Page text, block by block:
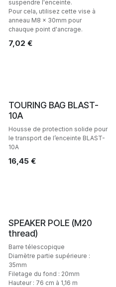
suspendre l'enceinte.
Pour cela, utilisez cette vise à
anneau M8 x 30mm pour
chauque point d'ancrage.
7,02 €
Ventes
TOURING BAG BLAST-
10A
Housse de protection solide pour
le transport de l’enceinte BLAST-
10A
16,45€
Ventes
SPEAKER POLE (M20
thread)
Barre télescopique
Diamètre partie supérieure :
35mm
Filetage du fond : 20mm
Hauteur : 76 cm à 1,16 m